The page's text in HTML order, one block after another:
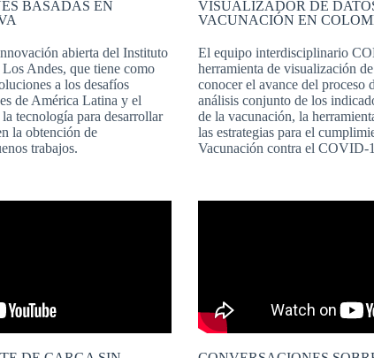
BASADAS EN
abierta del Instituto
Andes, que tiene como
a los desafíos
de América Latina y el
tecnología para desarrollar
la obtención de
trabajos.
VISUALIZADOR DE
VACUNACIÓN EN
El equipo interdisciplinario
herramienta de visualización
conocer el avance del proceso
análisis conjunto de los
de la vacunación, la
las estrategias para el
Vacunación contra el COVID-